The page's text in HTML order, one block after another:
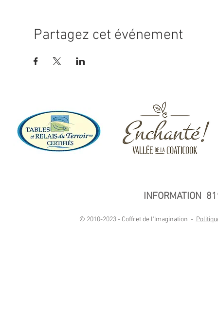
Partagez cet événement
INFORMATION
© 2010-2023 - Coffret de l'Imagination -